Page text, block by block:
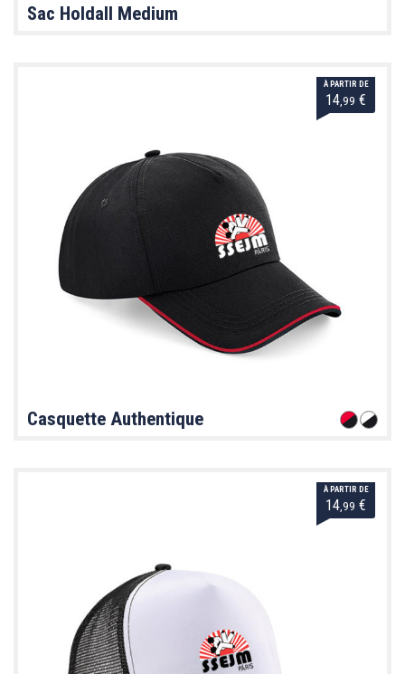
Sac Holdall Medium
À PARTIR DE
14,99 €
Casquette Authentique
À PARTIR DE
14,99 €